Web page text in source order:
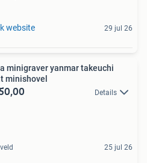
website 29 jul 26
minigraver yanmar takeuchi
minishovel
Details
25 jul 26